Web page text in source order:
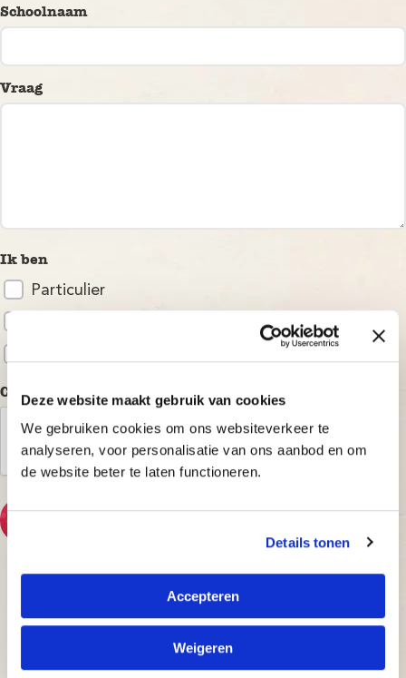
Deze website maakt gebruik van cookies
We gebruiken cookies om ons websiteverkeer te
analyseren, voor personalisatie van ons aanbod en om
de website beter te laten functioneren.
Details tonen
Accepteren
Weigeren
Schoolnaam
Vraag
Ik ben
Particulier
CAPTCHA